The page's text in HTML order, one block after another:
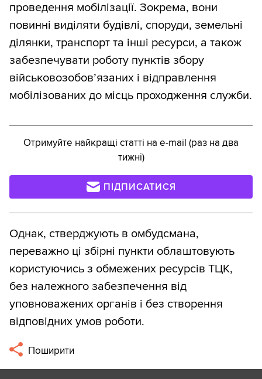
проведення мобілізації. Зокрема, вони
повинні виділяти будівлі, споруди, земельні
ділянки, транспорт та інші ресурси, а також
забезпечувати роботу пунктів збору
військовозобов’язаних і відправлення
мобілізованих до місць проходження служби.
Отримуйте найкращі статті на e-mail (раз на два
тижні)
ПІДПИСАТИСЯ
Однак, стверджують в омбудсмана,
переважно ці збірні пункти облаштовують
користуючись з обмежених ресурсів ТЦК,
без належного забезпечення від
уповноважених органів і без створення
відповідних умов роботи.
Поширити